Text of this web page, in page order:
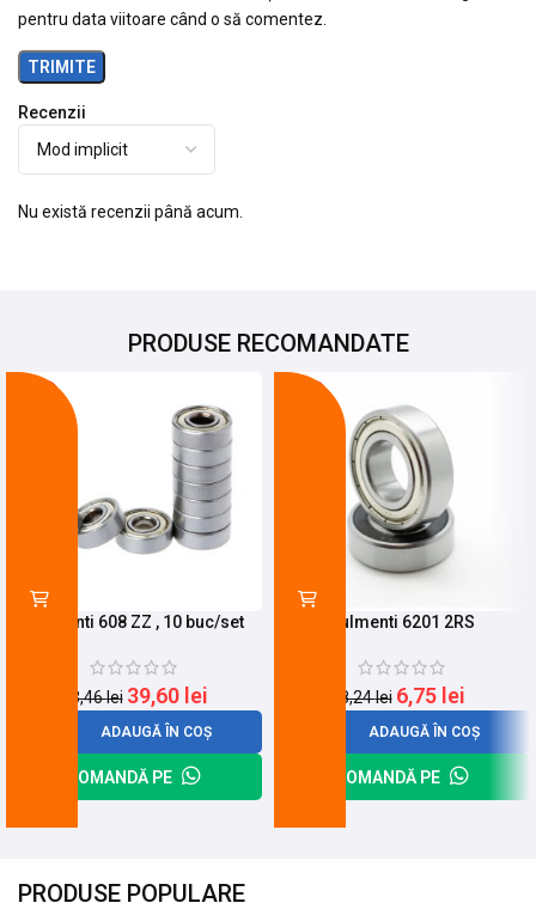
Recenzii
Nu există recenzii până acum.
pentru data viitoare când o să comentez.
PRODUSE RECOMANDATE
Rulmenti 608 ZZ , 10 buc/set
53,46lei 39,60 lei
ADAUGĂ ÎN COȘ
COMANDĂ PE
Rulmenti 6201 2RS
8,24lei 6,75 lei
ADAUGĂ ÎN COȘ
COMANDĂ PE
PRODUSE POPULARE